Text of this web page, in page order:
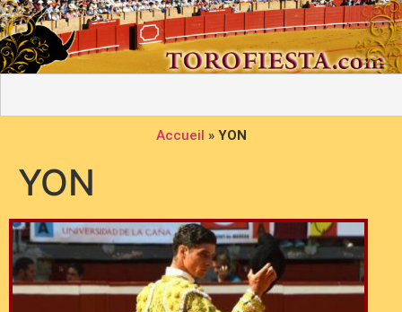
Accueil » YON
YON